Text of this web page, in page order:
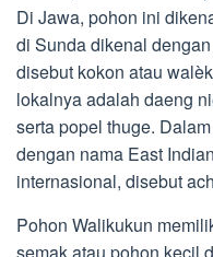
Di Jawa, pohon ini
di Sunda dikenal
disebut kokon atau
lokalnya adalah daeng
serta popel thuge.
dengan nama East
internasional, disebut
Pohon Walikukun